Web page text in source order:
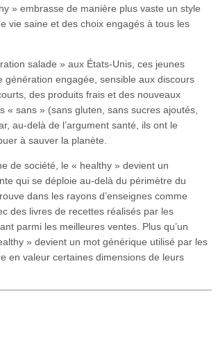
» embrasse de manière plus vaste un style
vie saine et des choix engagés à tous les
salade » aux États-Unis, ces jeunes
génération engagée, sensible aux discours
des produits frais et des nouveaux
« sans » (sans gluten, sans sucres ajoutés,
au-delà de l’argument santé, ils ont le
à sauver la planète.
de société, le « healthy » devient un
qui se déploie au-delà du périmètre du
dans les rayons d’enseignes comme
des livres de recettes réalisés par les
parmi les meilleures ventes. Plus qu’un
» devient un mot générique utilisé par les
en valeur certaines dimensions de leurs